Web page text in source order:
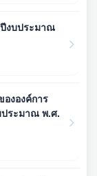
งบประมาณ
งองค์การ
ประมาณ พ.ศ.